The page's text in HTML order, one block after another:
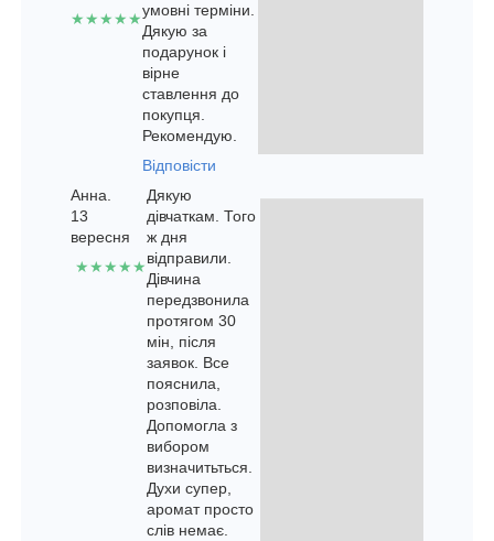
★★★★★умовні терміни.
Дякую за
подарунок і
вірне
ставлення до
покупця.
Рекомендую.
Відповісти
Анна.
13
вересня
★★★★★
Дякую
дівчаткам. Того
ж дня
відправили.
Дівчина
передзвонила
протягом 30
мін, після
заявок. Все
пояснила,
розповіла.
Допомогла з
вибором
визначитьться.
Духи супер,
аромат просто
слів немає.